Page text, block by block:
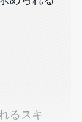
るスキ